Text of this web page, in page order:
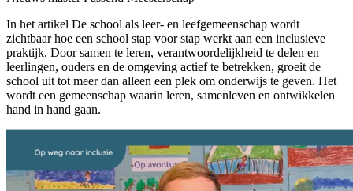
In het artikel De school als leer- en leefgemeenschap wordt
zichtbaar hoe een school stap voor stap werkt aan een inclusieve
praktijk. Door samen te leren, verantwoordelijkheid te delen en
leerlingen, ouders en de omgeving actief te betrekken, groeit de
school uit tot meer dan alleen een plek om onderwijs te geven. Het
wordt een gemeenschap waarin leren, samenleven en ontwikkelen
hand in hand gaan.